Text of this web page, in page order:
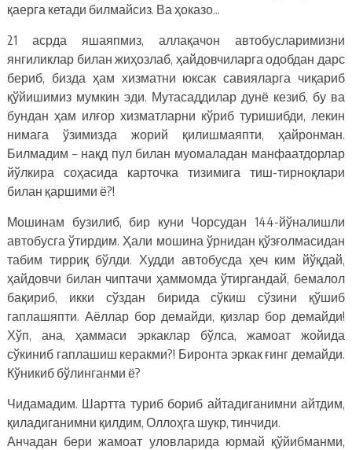
қаерга кетади билмайсиз. Ва ҳоказо…
21 асрда яшаяпмиз, аллақачон автобусларимизни
янгиликлар билан жиҳозлаб, ҳайдовчиларга одобдан дарс
бериб, бизда ҳам хизматни юксак савияларга чиқариб
қўйишимиз мумкин эди. Мутасаддилар дунё кезиб, бу ва
бундан ҳам илғор хизматларни кўриб туришибди, лекин
нимага ўзимизда жорий қилишмаяпти, ҳайронман.
Билмадим – нақд пул билан муомаладан манфаатдорлар
йўлкира соҳасида карточка тизимига тиш-тирноқлари
билан қаршими ё?!
Мошинам бузилиб, бир куни Чорсудан 144-йўналишли
автобусга ўтирдим. Ҳали мошина ўрнидан қўзғолмасидан
табим тирриқ бўлди. Худди автобусда ҳеч ким йўқдай,
ҳайдовчи билан чиптачи ҳаммомда ўтиргандай, бемалол
бақириб, икки сўздан бирида сўкиш сўзини қўшиб
гаплашяпти. Аёллар бор демайди, қизлар бор демайди!
Хўп, ана, ҳаммаси эркаклар бўлса, жамоат жойида
сўкиниб гаплашиш керакми?! Биронта эркак ғинг демайди.
Кўникиб бўлинганми ё?
Чидамадим. Шартта туриб бориб айтадиганимни айтдим,
қиладиганимни қилдим, Оллоҳга шукр, тинчиди.
Анчадан бери жамоат уловларида юрмай қўйибманми,